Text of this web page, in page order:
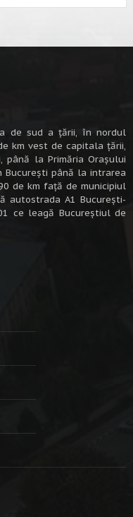
de sud a ţării, în nordul
km vest de capitala țării,
la Primăria Orașului
București până la intrarea
de km faţă de municipiul
autostrada A1 Bucureşti-
ce leagă Bucureştiul de